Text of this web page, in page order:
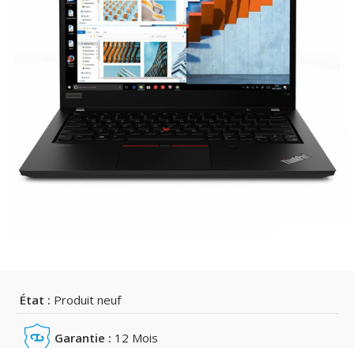
État : Produit neuf
Garantie : 12 Mois